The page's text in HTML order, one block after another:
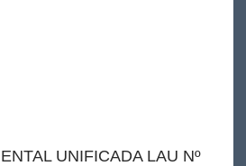
UNIFICADA LAU Nº